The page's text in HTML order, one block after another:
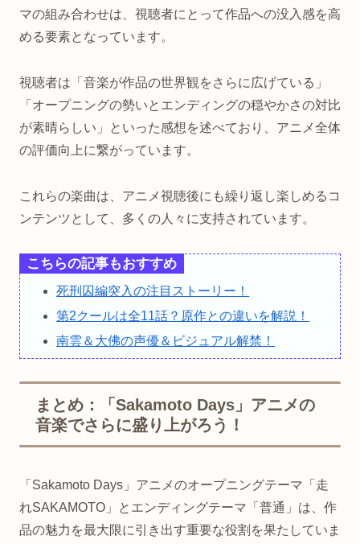
マの組み合わせは、視聴者にとって作品への没入感を高
める要素となっています。
視聴者は「音楽が作品の世界観をさらに広げている」
「オープニングの勢いとエンディングの穏やかさの対比
が素晴らしい」といった感想を述べており、アニメ全体
の評価向上に繋がっています。
これらの楽曲は、アニメ視聴後にも繰り返し楽しめるコ
ンテンツとして、多くの人々に支持されています。
こちらの記事もおすすめ
死刑囚編突入の注目ストーリー！
第2クールは全11話？原作との違いを解説！
南雲＆大佛の声優＆ビジュアル解禁！
まとめ：「Sakamoto Days」アニメの
音楽でさらに盛り上がろう！
「Sakamoto Days」アニメのオープニングテーマ「走
れSAKAMOTO」とエンディングテーマ「普通」は、作
品の魅力を最大限に引き出す重要な役割を果たしていま